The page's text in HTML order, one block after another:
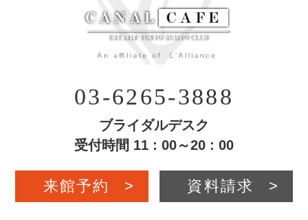
03-6265-3888
ブライダルデスク
受付時間 11 : 00～20 : 00
来館予約 > 資料請求 >